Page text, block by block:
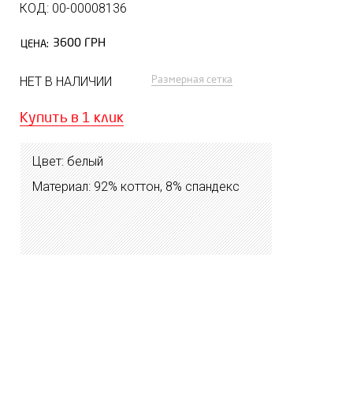
КОД: 00-00008136
ЦЕНА: 3600 ГРН
НЕТ В НАЛИЧИИ Размерная сетка
Купить в 1 клик
Цвет: белый
Материал: 92% коттон, 8% спандекс